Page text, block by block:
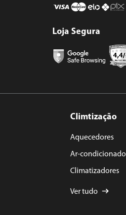
Loja Segura
Climtização
Aquecedores
Ar-condicionado
Climatizadores
Ver tudo